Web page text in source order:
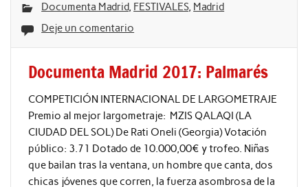
Documenta Madrid, FESTIVALES, Madrid
Deje un comentario
Documenta Madrid 2017: Palmarés
COMPETICIÓN INTERNACIONAL DE LARGOMETRAJE
Premio al mejor largometraje: MZIS QALAQI (LA
CIUDAD DEL SOL) De Rati Oneli (Georgia) Votación
público: 3.71 Dotado de 10.000,00€ y trofeo. Niñas
que bailan tras la ventana, un hombre que canta, dos
chicas jóvenes que corren, la fuerza asombrosa de la